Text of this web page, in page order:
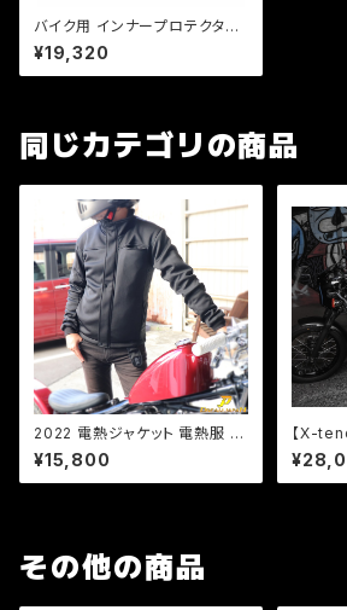
バイク用 インナープロテクター
オールシーズンメッシュ ストレッ
チ生地 ソフトプロテクター採用
CE規格 肘、肩、背中、胸【DJ-a
¥19,320
同じカテゴリの商品
2022 電熱ジャケット 電熱服 バ
イク バイクジャケット ヒーター
ジャケット インナージャケット 1
7W インナー QC USB電源対
もあったかい！ 【型番：DJ-2218
0】
¥15,800
【X-
ジャケ
エア シ
日本製
その他の商品